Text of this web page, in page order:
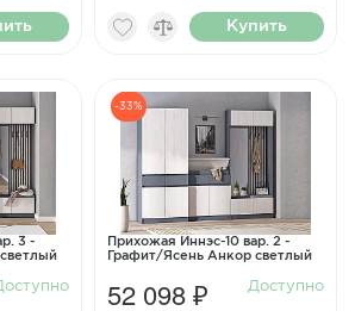
Купить
3 -
-33%
Прихожая Иннэс-10 вар. 2 -
Графит/Ясень Анкор светлый
52 098 ₽ Доступно